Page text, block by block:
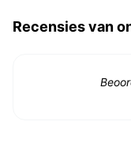
Recensies van